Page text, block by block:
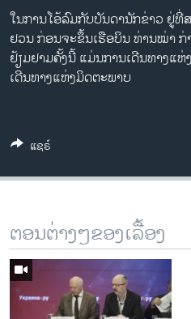
ສຽງ
ລາຍການກະຈາຍສຽງ
ລາຍງານ
ຕິດຕາມພວກເຮົາ ທີ່
ໃນການໂອ້ລົມກັບບັນດານັກຂ່າວ ຢູ່ທີ່
ຢວນ ກ່ອນຈະຂຶ້ນເຮືອບິນ ທ່ານໝ່າ ກ່
ຢ້ຽມຢາມຄັ້ງນີ້ ແມ່ນການເດີນທາງແ
ເດີນທາງແຫ່ງມິດຕະພາບ
ແຊຣ໌
ຕອນຕ່າງໆຂອງເລື້ອງ